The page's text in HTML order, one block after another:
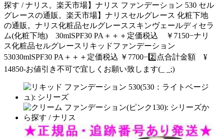
探す / ナリス。楽天市場】ナリス ファンデーション 530 セル
グレースの通販。楽天市場】ナリスセルグレース 化粧下地
の通販。ナリス化粧品セルグレーススキンヴェールディセラ
ム(化粧下地) 30mlSPF30 PA＋＋＋定価税込 ￥7150−ナリ
ス化粧品セルグレースリキッドファンデーション
53030mlSPF30 PA＋＋＋定価税込 ￥7700−2️⃣点合計金額 ¥
14850-お値引き不可で宜しくお願い致します(_ _;)